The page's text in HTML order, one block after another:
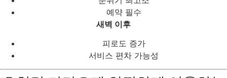
예약 필수
새벽 이후
피로도 증가
서비스 편차 가능성